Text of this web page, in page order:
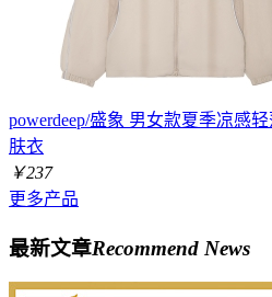
powerdeep/盛象 男女款夏季凉感
肤衣
￥237
更多产品
最新文章Recommend News